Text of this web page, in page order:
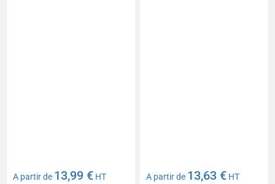
A partir de 13,99 € HT A partir de 13,63 € HT